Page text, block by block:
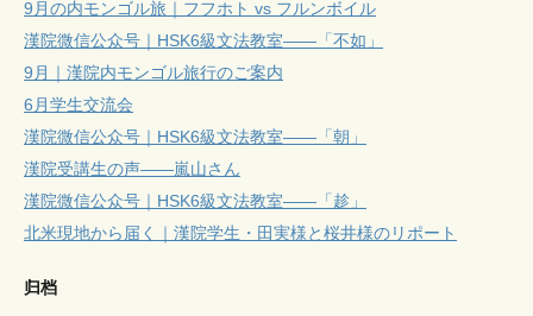
9月の内モンゴル旅｜フフホト vs フルンボイル
漢院微信公众号｜HSK6級文法教室——「不如」
9月｜漢院内モンゴル旅行のご案内
6月学生交流会
漢院微信公众号｜HSK6級文法教室——「朝」
漢院受講生の声——嵐山さん
漢院微信公众号｜HSK6級文法教室——「趁」
北米現地から届く｜漢院学生・田実様と桜井様のリポート
归档